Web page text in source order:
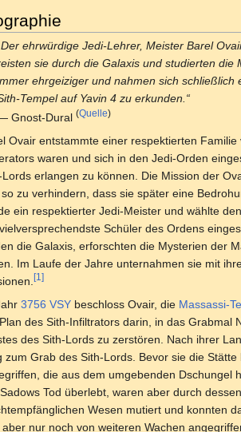
„Der ehrwürdige Jedi-Lehrer, Meister Barel
sie durch die Galaxis und studierten
ehrgeiziger und nahmen sich
Tempel auf Yavin 4 zu erkunden.“
Gnost-Dural(Quelle)
Ovair entstammte einer respektierten
waren und sich in den Jedi-Orden
Lords erlangen zu können. Die Mission der
zu verhindern, dass sie später eine
ein respektierter Jedi-Meister und wählte den
Schüler des Ordens
die Galaxis, erforschten die Mysterien der
Im Laufe der Jahre unternahmen sie mit
[1]
3756 VSY beschloss Ovair, die Massassi-
des Sith-Infiltrators darin, in das Grabmal
des Sith-Lords zu zerstören. Nach ihrer
zum Grab des Sith-Lords. Bevor sie die
die aus dem umgebenden Dschungel
Tod überlebt, waren aber durch
Wesen mutiert und konnten
nur noch von weiteren Wachen